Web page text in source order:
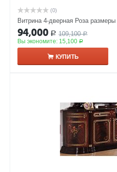
(0)
Витрина 4-дверная Роза
94,000 Р 109,100 Р
Вы экономите: 15,100 Р
КУПИТЬ